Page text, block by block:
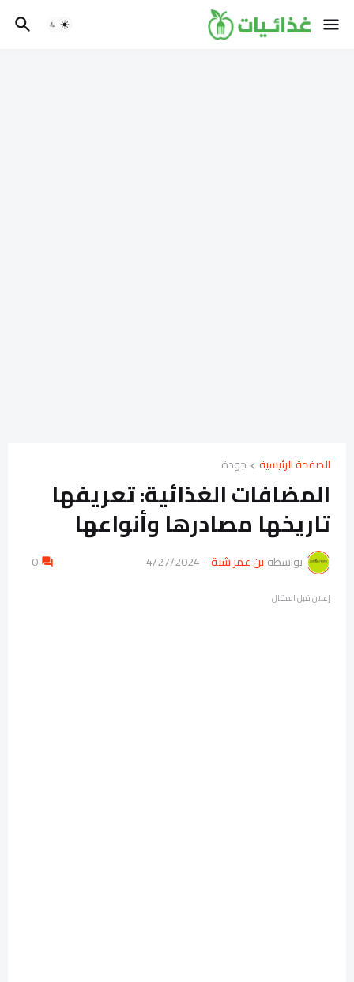
الصفحة الرئيسية جودة
المضافات الغذائية: تعريفها
تاريخها مصادرها وأنواعها
بواسطة بن عمر شبة-
4/27/2024
0
إعلان قبل المقال